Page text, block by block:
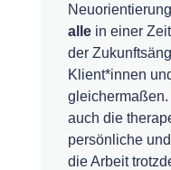
alle in einer
der
Klient*innen
auch die
persönliche
die Arbeit